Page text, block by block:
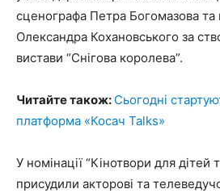
сценографа Петра Богомазова та
Олександра Кохановського за
вистави “Снігова королева”.
Читайте також: Сьогодні
платформа «Косач Talks»
У номінації “Кінотвори для
присудили акторові та